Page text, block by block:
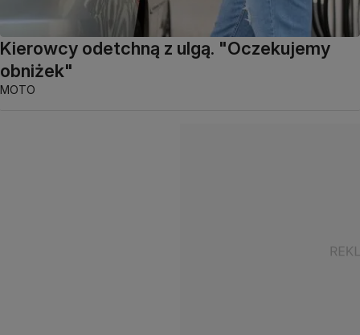
Kierowcy odetchną z ulgą. "Oczekujemy
obniżek"
MOTO